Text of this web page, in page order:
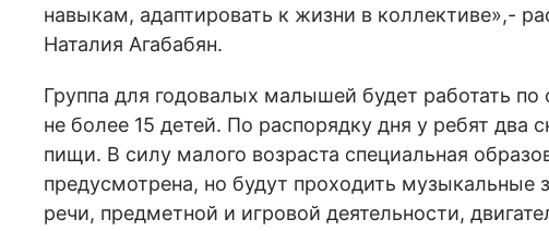
навыкам, адаптировать к жизни в коллективе»,-
Наталия Агабабян.
Группа для годовалых малышей будет работать
не более 15 детей. По распорядку дня у ребят два
пищи. В силу малого возраста специальная
предусмотрена, но будут проходить музыкальные
речи, предметной и игровой деятельности,